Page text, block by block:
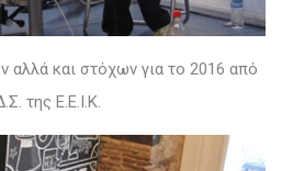
αλλά και στόχων για το 2016 από
της Ε.Ε.Ι.Κ.